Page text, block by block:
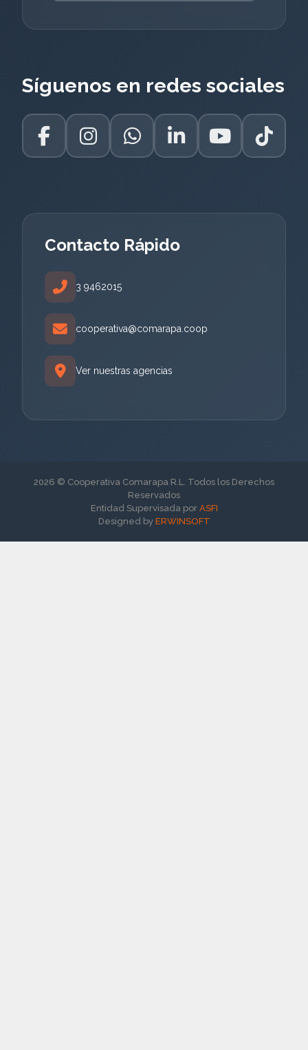
Síguenos en redes sociales
Contacto Rápido
3 9462015
cooperativa@comarapa.coop
Ver nuestras agencias
2026 © Cooperativa Comarapa R.L. Todos los Derechos
Reservados
Entidad Supervisada por ASFI
Designed by ERWINSOFT